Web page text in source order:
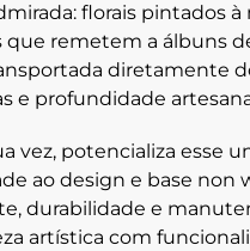
florais pintados à
que remetem a álbuns
diretamente
e profundidade
vez, potencializa esse
ao design e base
durabilidade e
artística com